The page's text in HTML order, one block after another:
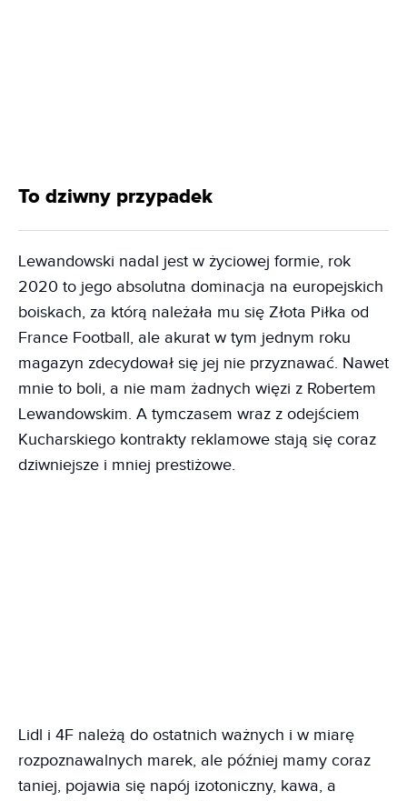
To dziwny przypadek
Lewandowski nadal jest w życiowej formie, rok
2020 to jego absolutna dominacja na europejskich
boiskach, za którą należała mu się Złota Piłka od
France Football, ale akurat w tym jednym roku
magazyn zdecydował się jej nie przyznawać. Nawet
mnie to boli, a nie mam żadnych więzi z Robertem
Lewandowskim. A tymczasem wraz z odejściem
Kucharskiego kontrakty reklamowe stają się coraz
dziwniejsze i mniej prestiżowe.
Lidl i 4F należą do ostatnich ważnych i w miarę
rozpoznawalnych marek, ale później mamy coraz
taniej, pojawia się napój izotoniczny, kawa, a